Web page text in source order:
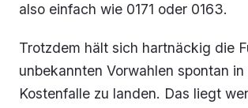
also einfach wie 0171 oder 0163.
Trotzdem hält sich hartnäckig die
unbekannten Vorwahlen spontan in
Kostenfalle zu landen. Das liegt